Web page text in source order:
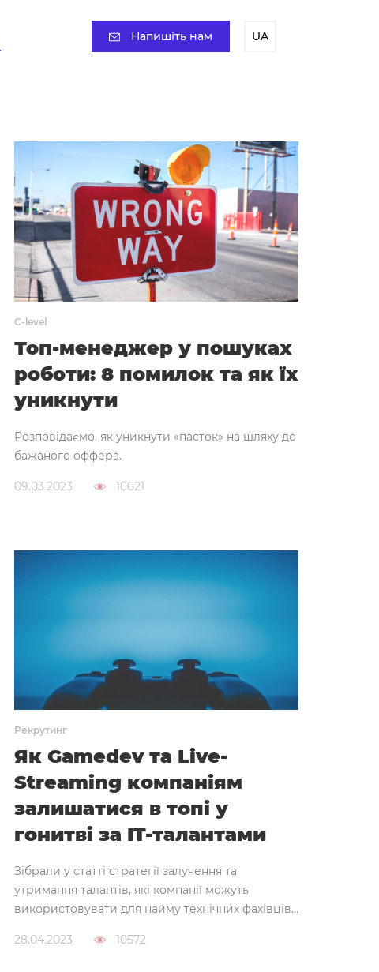
Напишіть нам UA
C-level
Топ-менеджер у пошуках
роботи: 8 помилок та як їх
уникнути
Розповідаємо, як уникнути «пасток» на шляху до
бажаного оффера.
09.03.2023 10621
Рекрутинг
Як Gamedev та Live-
Streaming компаніям
залишатися в топі у
гонитві за IT-талантами
Зібрали у статті стратегії залучення та
утримання талантів, які компанії можуть
використовувати для найму технічних фахівців...
28.04.2023 10572